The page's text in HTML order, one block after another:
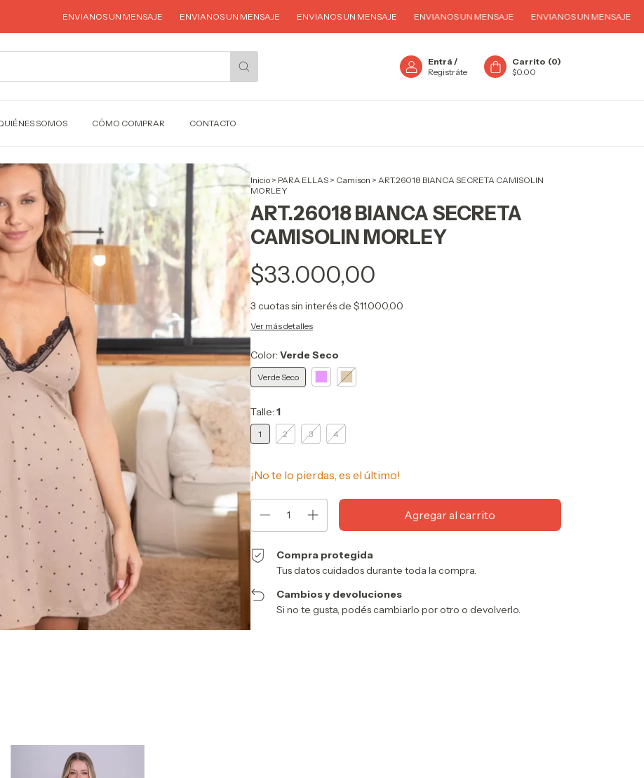
ENVIANOS UN MENSAJE ENVIANOS UN MENSAJE ENVIANOS UN MENSAJE ENVIANOS UN MENSAJE ENVIANOS UN MENSAJE
Entrá /
Registráte
Carrito (0)
$0,00
SOMOS CÓMO COMPRAR CONTACTO
Inicio > PARA ELLAS > Camison > ART.26018 BIANCA SECRETA CAMISOLIN
MORLEY
ART.26018 BIANCA SECRETA
CAMISOLIN MORLEY
$33.000,00
3 cuotas sin interés de $11.000,00
Ver más detalles
Color: Verde Seco
Verde Seco
Talle: 1
1 2 3 4
¡No te lo pierdas, es el último!
Compra protegida
Tus datos cuidados durante toda la compra.
Cambios y devoluciones
Si no te gusta, podés cambiarlo por otro o devolverlo.